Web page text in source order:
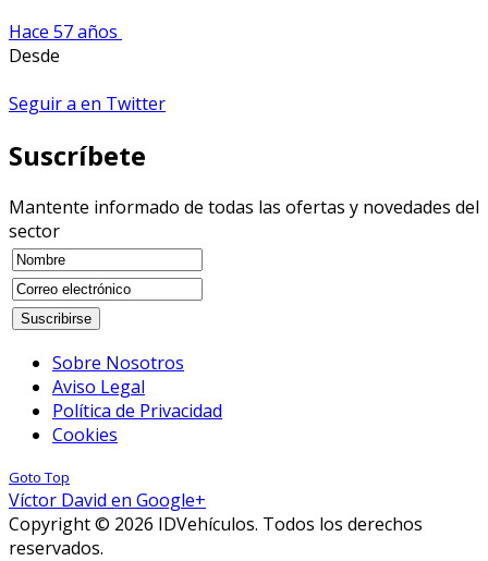
Hace 57 años
Desde
Seguir a en Twitter
Suscríbete
Mantente informado de todas las ofertas y novedades del
sector
Sobre Nosotros
Aviso Legal
Política de Privacidad
Cookies
Goto Top
Víctor David en Google+
Copyright © 2026 IDVehículos. Todos los derechos
reservados.